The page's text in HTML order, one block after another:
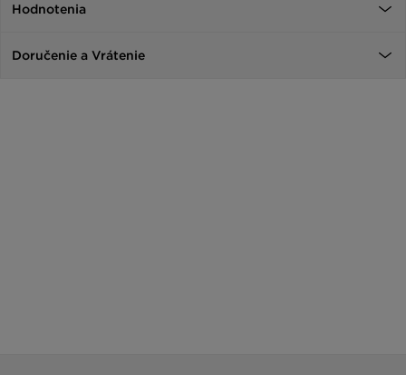
Hodnotenia
Doručenie a Vrátenie